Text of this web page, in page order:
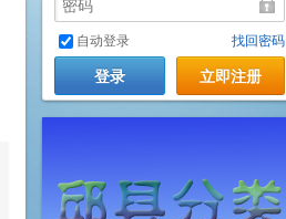
码 找回密码
自动登录
登录 立即注册